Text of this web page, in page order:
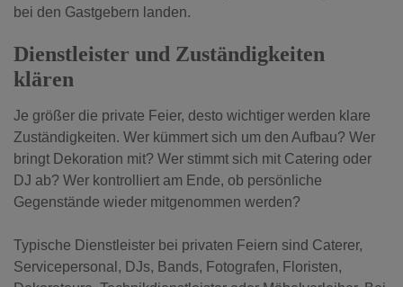
bei den Gastgebern landen.
Dienstleister und Zuständigkeiten
klären
Je größer die private Feier, desto wichtiger werden klare
Zuständigkeiten. Wer kümmert sich um den Aufbau? Wer
bringt Dekoration mit? Wer stimmt sich mit Catering oder
DJ ab? Wer kontrolliert am Ende, ob persönliche
Gegenstände wieder mitgenommen werden?
Typische Dienstleister bei privaten Feiern sind Caterer,
Servicepersonal, DJs, Bands, Fotografen, Floristen,